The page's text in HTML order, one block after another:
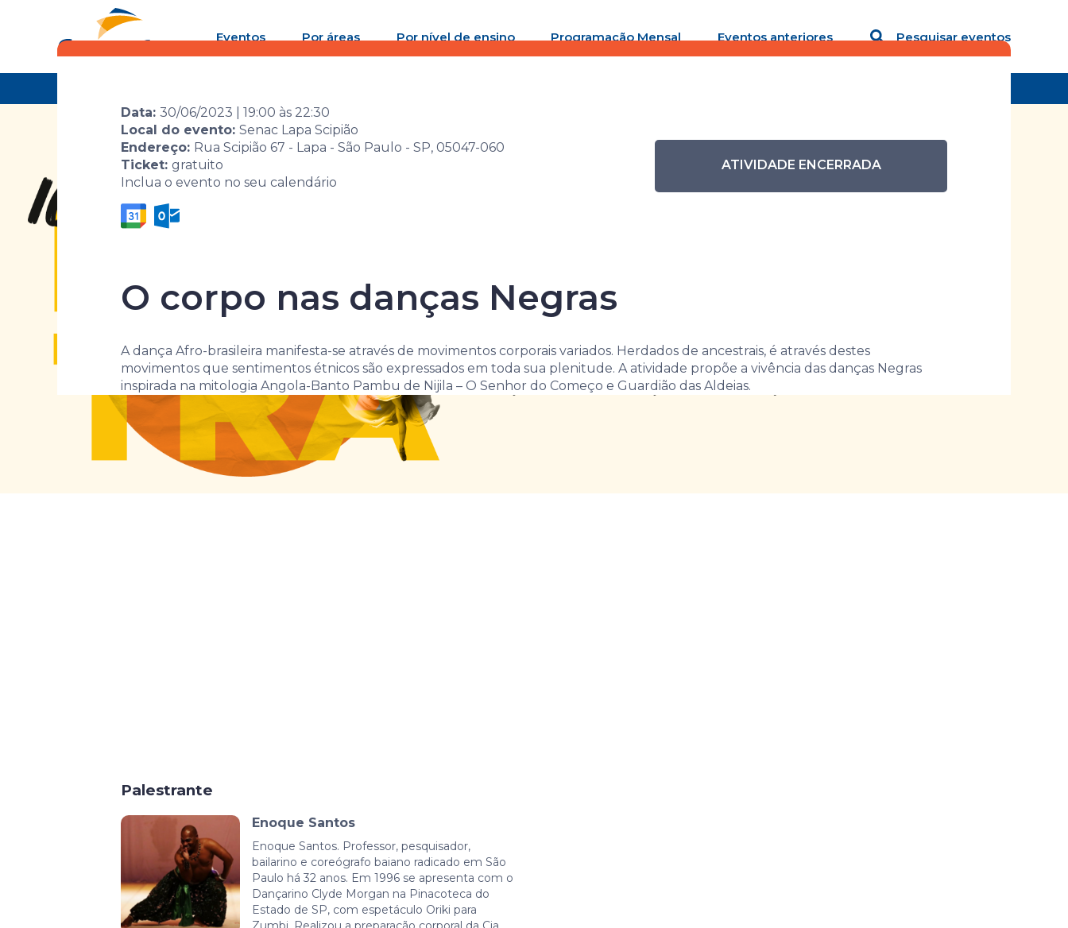
Eventos Por áreas Por nível de ensino Programação Mensal Eventos anteriores Pesquisar eventos
16ª Mostra Senac de Artes Cênicas
Data: 30/06/2023 19:00 às 22:30
Local do evento: Senac Lapa Scipião
Endereço: Rua Scipião 67 - Lapa - São Paulo - SP, 05047-060
Ticket: gratuito
Inclua o evento no seu calendário
ATIVIDADE ENCERRADA
O corpo nas danças Negras
A dança Afro-brasileira manifesta-se através de movimentos corporais variados. Herdados de ancestrais, é através destes
movimentos que sentimentos étnicos são expressados em toda sua plenitude. A atividade propõe a vivência das danças Negras
inspirada na mitologia Angola-Banto Pambu de Nijila – O Senhor do Começo e Guardião das Aldeias.
Palestrante
Enoque Santos
Enoque Santos. Professor, pesquisador,
bailarino e coreógrafo baiano radicado em São
Paulo há 32 anos. Em 1996 se apresenta com o
Dançarino Clyde Morgan na Pinacoteca do
Estado de SP, com espetáculo Oriki para